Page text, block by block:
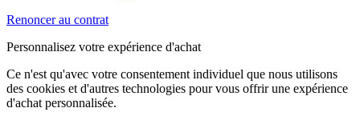
Renoncer au contrat
Personnalisez votre expérience d'achat
Ce n'est qu'avec votre consentement individuel que nous utilisons
des cookies et d'autres technologies pour vous offrir une expérience
d'achat personnalisée.